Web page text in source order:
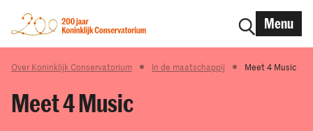
Menu
Over Koninklijk Conservatorium In de maatschappij Meet 4 Music
Meet 4 Music